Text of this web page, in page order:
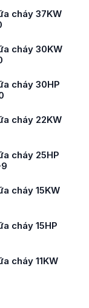
cháy 37KW
cháy 30KW
cháy 30HP
cháy 22KW
cháy 25HP
cháy 15KW
cháy 15HP
cháy 11KW